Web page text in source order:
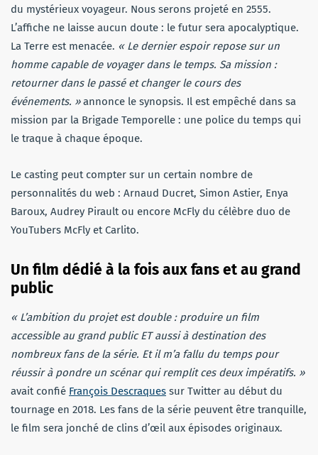
du mystérieux voyageur. Nous serons projeté en 2555.
L’affiche ne laisse aucun doute : le futur sera apocalyptique.
La Terre est menacée. « Le dernier espoir repose sur un
homme capable de voyager dans le temps. Sa mission :
retourner dans le passé et changer le cours des
événements. »annonce le synopsis. Il est empêché dans sa
mission par la Brigade Temporelle : une police du temps qui
le traque à chaque époque.
Le casting peut compter sur un certain nombre de
personnalités du web : Arnaud Ducret, Simon Astier, Enya
Baroux, Audrey Pirault ou encore McFly du célèbre duo de
YouTubers McFly et Carlito.
Un film dédié à la fois aux fans et au grand
public
« L’ambition du projet est double : produire un film
accessible au grand public ET aussi à destination des
nombreux fans de la série. Et il m’a fallu du temps pour
réussir à pondre un scénar qui remplit ces deux impératifs. »
avait confié François Descraques sur Twitter au début du
tournage en 2018. Les fans de la série peuvent être tranquille,
le film sera jonché de clins d’œil aux épisodes originaux.